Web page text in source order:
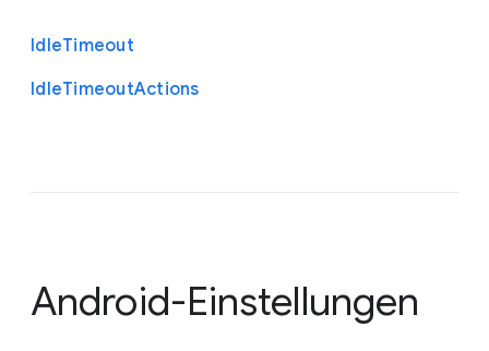
IdleTimeout
IdleTimeoutActions
Android-Einstellungen